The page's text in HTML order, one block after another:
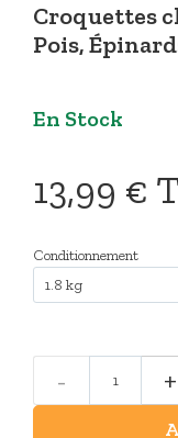
Croquettes
Pois,
En Stock
13,99 €
Conditionnement
- +